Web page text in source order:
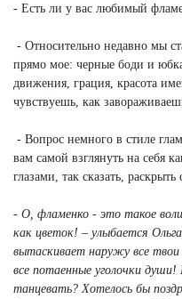
- Есть ли у вас любимый
- Относительно недавно мы
прямо мое: черные боди и
движения, грация, красота
чувствуешь, как
- Вопрос немного в стиле
вам самой взглянуть на себя
глазами, так сказать,
- О, фламенко - это такое
как цветок! – улыбается
вытаскивает наружу все
все потаенные уголочки
танцевать? Хотелось бы